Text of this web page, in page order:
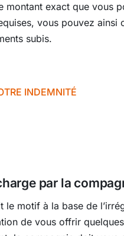
montant exact que vous
vous pouvez
subis.
INDEMNITÉ
par la
le motif à la base de
de vous offrir